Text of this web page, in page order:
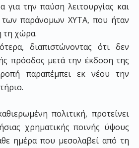
για την παύση λειτουργίας και
των παράνομων ΧΥΤΑ, που ήταν
τη χώρα.
διαπιστώνοντας ότι δεν
πρόοδος μετά την έκδοση της
παραπέμπει εκ νέου την
πολιτική, προτείνει
χρηματικής ποινής ύψους
ημέρα που μεσολαβεί από τη